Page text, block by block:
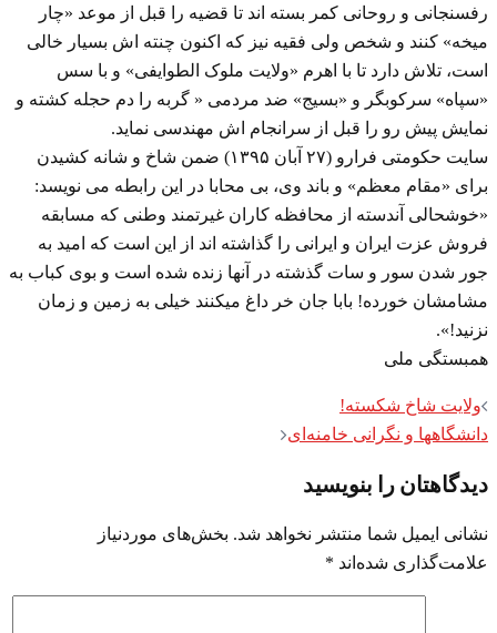
رفسنجانی و روحانی کمر بسته اند تا قضیه را قبل از موعد «چار
میخه» کنند و شخص ولی فقیه نیز که اکنون چنته اش بسیار خالی
است، تلاش دارد تا با اهرم «ولایت ملوک الطوایفی» و با سس
«سپاه» سرکوبگر و «بسیج» ضد مردمی « گربه را دم حجله کشته و
نمایش پیش رو را قبل از سرانجام اش مهندسی نماید.
سایت حکومتی فرارو (۲۷ آبان ۱۳۹۵) ضمن شاخ و شانه کشیدن
برای «مقام معظم» و باند وی، بی محابا در این رابطه می نویسد:
«خوشحالی آندسته از محافظه کاران غیرتمند وطنی که مسابقه
فروش عزت ایران و ایرانی را گذاشته اند از این است که امید به
جور شدن سور و سات گذشته در آنها زنده شده است و بوی کباب به
مشامشان خورده! بابا جان خر داغ میکنند خیلی به زمین و زمان
نزنید!».
همبستگی ملی
Post
navigation
ولایت شاخ شکسته!
دانشگاهها و نگرانی خامنه‌ای
دیدگاهتان را بنویسید
نشانی ایمیل شما منتشر نخواهد شد. بخش‌های موردنیاز
علامت‌گذاری شده‌اند *